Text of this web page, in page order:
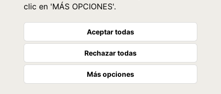
clic en 'MÁS OPCIONES'.
Aceptar todas
Rechazar todas
Más opciones